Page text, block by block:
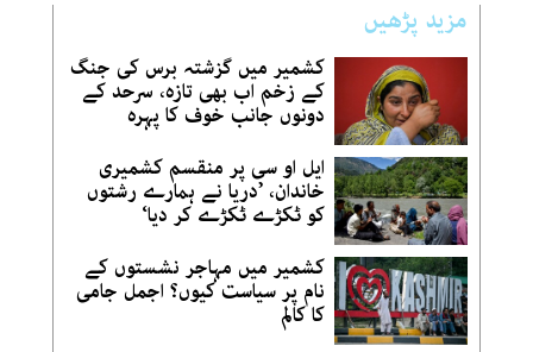
مزید پڑھیں
کشمیر میں گزشتہ برس کی جنگ
کے زخم اب بھی تازہ، سرحد کے
دونوں جانب خوف کا پہرہ
ایل او سی پر منقسم کشمیری
خاندان، ’دریا نے ہمارے رشتوں
کو ٹکڑے ٹکڑے کر دیا‘
کشمیر میں مہاجر نشستوں کے
نام پر سیاست کیوں؟ اجمل جامی
کا کالم